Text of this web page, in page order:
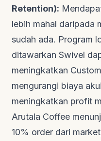
Retention):
lebih mahal daripada
sudah ada. Program
ditawarkan Swivel
meningkatkan
mengurangi biaya
meningkatkan profit
Arutala Coffee
10% order dari